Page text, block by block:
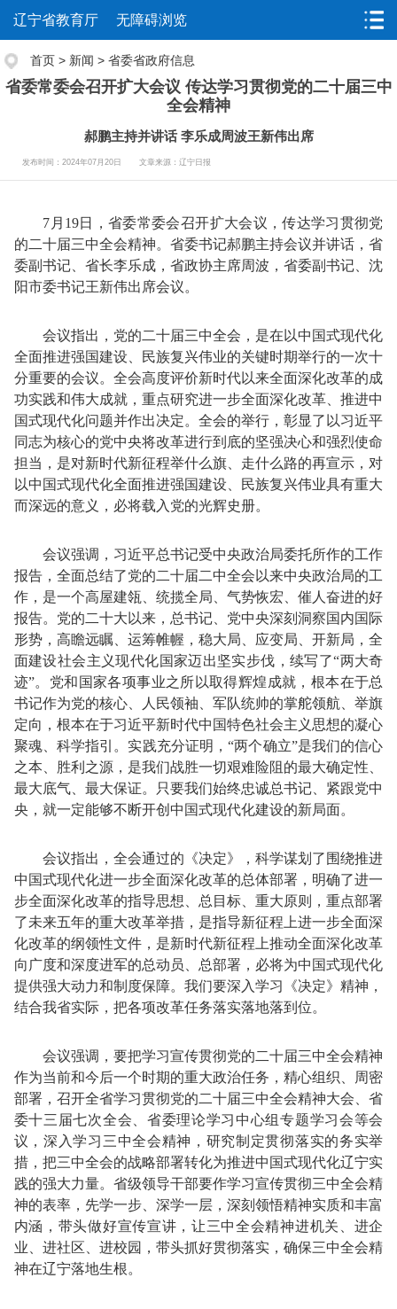
辽宁省教育厅 无障碍浏览
首页 > 新闻 > 省委省政府信息
省委常委会召开扩大会议 传达学习贯彻党的二十届三中
全会精神
郝鹏主持并讲话 李乐成周波王新伟出席
发布时间：2024年07月20日 文章来源：辽宁日报
7月19日，省委常委会召开扩大会议，传达学习贯彻党
的二十届三中全会精神。省委书记郝鹏主持会议并讲话，省
委副书记、省长李乐成，省政协主席周波，省委副书记、沈
阳市委书记王新伟出席会议。
会议指出，党的二十届三中全会，是在以中国式现代化
全面推进强国建设、民族复兴伟业的关键时期举行的一次十
分重要的会议。全会高度评价新时代以来全面深化改革的成
功实践和伟大成就，重点研究进一步全面深化改革、推进中
国式现代化问题并作出决定。全会的举行，彰显了以习近平
同志为核心的党中央将改革进行到底的坚强决心和强烈使命
担当，是对新时代新征程举什么旗、走什么路的再宣示，对
以中国式现代化全面推进强国建设、民族复兴伟业具有重大
而深远的意义，必将载入党的光辉史册。
会议强调，习近平总书记受中央政治局委托所作的工作
报告，全面总结了党的二十届二中全会以来中央政治局的工
作，是一个高屋建瓴、统揽全局、气势恢宏、催人奋进的好
报告。党的二十大以来，总书记、党中央深刻洞察国内国际
形势，高瞻远瞩、运筹帷幄，稳大局、应变局、开新局，全
面建设社会主义现代化国家迈出坚实步伐，续写了“两大奇
迹”。党和国家各项事业之所以取得辉煌成就，根本在于总
书记作为党的核心、人民领袖、军队统帅的掌舵领航、举旗
定向，根本在于习近平新时代中国特色社会主义思想的凝心
聚魂、科学指引。实践充分证明，“两个确立”是我们的信心
之本、胜利之源，是我们战胜一切艰难险阻的最大确定性、
最大底气、最大保证。只要我们始终忠诚总书记、紧跟党中
央，就一定能够不断开创中国式现代化建设的新局面。
会议指出，全会通过的《决定》，科学谋划了围绕推进
中国式现代化进一步全面深化改革的总体部署，明确了进一
步全面深化改革的指导思想、总目标、重大原则，重点部署
了未来五年的重大改革举措，是指导新征程上进一步全面深
化改革的纲领性文件，是新时代新征程上推动全面深化改革
向广度和深度进军的总动员、总部署，必将为中国式现代化
提供强大动力和制度保障。我们要深入学习《决定》精神，
结合我省实际，把各项改革任务落实落地落到位。
会议强调，要把学习宣传贯彻党的二十届三中全会精神
作为当前和今后一个时期的重大政治任务，精心组织、周密
部署，召开全省学习贯彻党的二十届三中全会精神大会、省
委十三届七次全会、省委理论学习中心组专题学习会等会
议，深入学习三中全会精神，研究制定贯彻落实的务实举
措，把三中全会的战略部署转化为推进中国式现代化辽宁实
践的强大力量。省级领导干部要作学习宣传贯彻三中全会精
神的表率，先学一步、深学一层，深刻领悟精神实质和丰富
内涵，带头做好宣传宣讲，让三中全会精神进机关、进企
业、进社区、进校园，带头抓好贯彻落实，确保三中全会精
神在辽宁落地生根。